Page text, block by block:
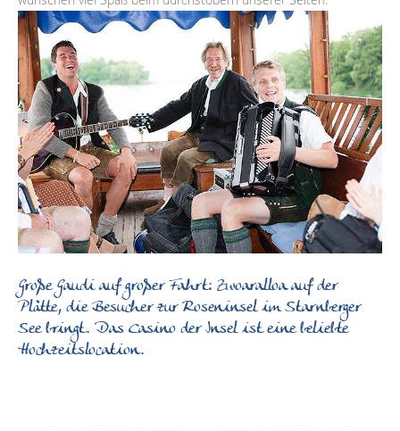
Große Gaudi auf großer Fahrt: Zwoaralloa auf der
Plätte, die Besucher zur Roseninsel im Starnberger
See bringt. Das Casino der Insel ist eine beliebte
Hochzeitslocation.